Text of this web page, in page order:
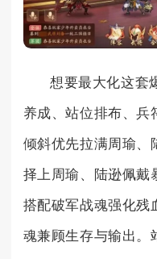
想要最大化这套
养成、站位排布、兵
倾斜优先拉满周瑜、
择上周瑜、陆逊佩戴
搭配破军战魂强化残
魂兼顾生存与输出。